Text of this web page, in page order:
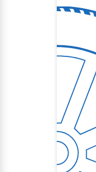
Finanzierung
Versicherung